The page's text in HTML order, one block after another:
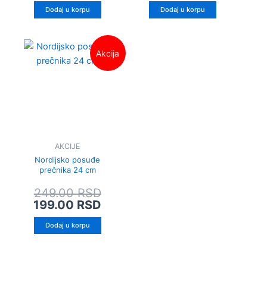
Dodaj u korpu Dodaj u korpu
Akcija
AKCIJE
Nordijsko posuđe
prečnika 24 cm
249.00RSD
Originalna
cena
je
199.00 RSD
Trenutna
cena
je:
Dodaj u korpu